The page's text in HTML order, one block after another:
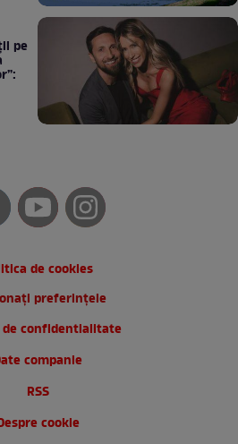
pe
de cookies
preferințele
confidentialitate
companie
RSS
cookie